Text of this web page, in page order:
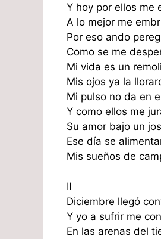
Y hoy por ellos me
A lo mejor me
Por eso ando
Como se me
Mi vida es un
Mis ojos ya la
Mi pulso no da en
Y como ellos me
Su amor bajo un
Ese día se
Mis sueños de
II
Diciembre llegó
Y yo a sufrir me
En las arenas del